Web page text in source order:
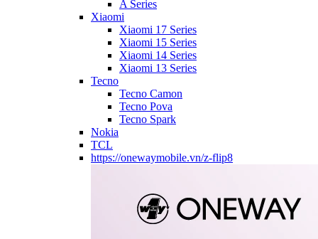
A Series
Xiaomi
Xiaomi 17 Series
Xiaomi 15 Series
Xiaomi 14 Series
Xiaomi 13 Series
Tecno
Tecno Camon
Tecno Pova
Tecno Spark
Nokia
TCL
https://onewaymobile.vn/z-flip8